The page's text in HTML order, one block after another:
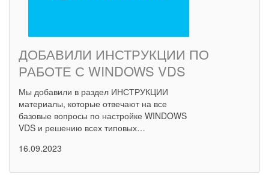
ДОБАВИЛИ ИНСТРУКЦИИ ПО
РАБОТЕ С WINDOWS VDS
Мы добавили в раздел ИНСТРУКЦИИ
материалы, которые отвечают на все
базовые вопросы по настройке WINDOWS
VDS и решению всех типовых…
16.09.2023